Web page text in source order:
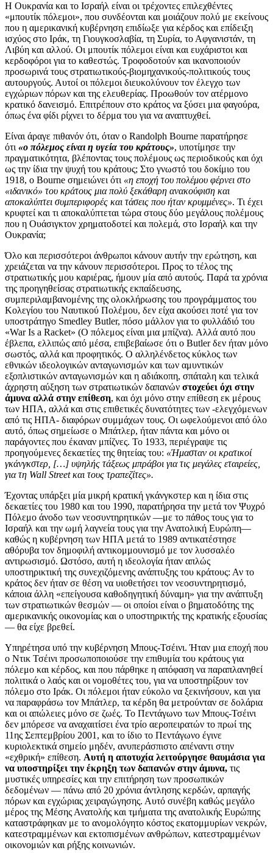
Η Ουκρανία και το Ισραήλ είναι οι τρέχοντες επιλεχθέντες
«μπουτίκ πόλεμοι», που συνδέονται και μοιάζουν πολύ με εκείνους
που η αμερικανική κυβέρνηση επιδίωξε για κέρδος και επίδειξη
ισχύος στο Ιράκ, τη Γιουγκοσλαβία, τη Συρία, το Αφγανιστάν, τη
Λιβύη και αλλού. Οι μπουτίκ πόλεμοι είναι και ευχάριστοι και
κερδοφόροι για το καθεστώς. Τροφοδοτούν και ικανοποιούν
προσωρινά τους στρατιωτικούς-βιομηχανικούς-πολιτικούς τους
αυτουργούς. Αυτοί οι πόλεμοι διευκολύνουν τον έλεγχο των
εγχώριων πόρων και της ελευθερίας. Προωθούν τον ατέρμονο
κρατικό δανεισμό. Επιτρέπουν στο κράτος να ξύσει μια φαγούρα,
όπως ένα φίδι ρίχνει το δέρμα του για να αναπτυχθεί.
Είναι άραγε πιθανόν ότι, όταν ο Randolph Bourne παρατήρησε
ότι «ο πόλεμος είναι η υγεία του κράτους», υποτίμησε την
πραγματικότητα, βλέποντας τους πολέμους ως περιοδικούς και όχι
ως την ίδια την ψυχή του κράτους; Στο γνωστό του δοκίμιο του
1918, ο Bourne σημειώνει ότι «η εποχή του πολέμου φέρνει στο
«ιδανικό» του κράτους μια πολύ ξεκάθαρη ανακούφιση και
αποκαλύπτει συμπεριφορές και τάσεις που ήταν κρυμμένες». Τι έχει
κρυφτεί και τι αποκαλύπτεται τώρα στους δύο μεγάλους πολέμους
που η Ουάσιγκτον χρηματοδοτεί και πολεμά, στο Ισραήλ και την
Ουκρανία;
Όλο και περισσότεροι άνθρωποι κάνουν αυτήν την ερώτηση, και
χρειάζεται να την κάνουν περισσότεροι. Προς το τέλος της
στρατιωτικής μου καριέρας, ήμουν μία από αυτούς. Παρά τα χρόνια
της προηγηθείσας στρατιωτικής εκπαίδευσης,
συμπεριλαμβανομένης της ολοκλήρωσης του προγράμματος του
Κολεγίου του Ναυτικού Πολέμου, δεν είχα ακούσει ποτέ για τον
υποστράτηγο Smedley Butler, πόσο μάλλον για το φυλλάδιό του
«War Is a Racket» (Ο πόλεμος είναι μια μπίζνα). Αλλά αυτό που
έβλεπα, ελλιπώς από μέσα, επιβεβαίωσε ότι ο Butler δεν ήταν μόνο
σωστός, αλλά και προφητικός. Ο αλληλένδετος κύκλος των
εθνικών ιδεολογικών ανταγωνισμών και των αμυντικών
εξοπλιστικών ανταγωνισμών και η αδιάκοπη, σπάταλη και τελικά
άχρηστη αύξηση των στρατιωτικών δαπανών στοχεύει όχι στην
άμυνα αλλά στην επίθεση, και όχι μόνο στην επίθεση εκ μέρους
των ΗΠΑ, αλλά και στις επιθετικές δυνατότητες των -ελεγχόμενων
από τις ΗΠΑ- διαφόρων συμμάχων τους. Οι ωφελούμενοι από όλο
αυτό, όπως σημείωσε ο Μπάτλερ, ήταν πάντα και μόνο οι
παράγοντες που έκαναν μπίζνες. Το 1933, περιέγραψε τις
προηγούμενες δεκαετίες της θητείας του: «Ήμασταν οι κρατικοί
γκάνγκστερ, […] υψηλής τάξεως μπράβοι για τις μεγάλες εταιρείες,
για τη Wall Street και τους τραπεζίτες».
Έχοντας υπάρξει μία μικρή κρατική γκάνγκστερ και η ίδια στις
δεκαετίες του 1980 και του 1990, παρατήρησα την μετά τον Ψυχρό
Πόλεμο άνοδο των νεοσυντηρητικών —με το πάθος τους για το
Ισραήλ και την ωμή λαγνεία τους για την Ανατολική Ευρώπη—
καθώς η κυβέρνηση των ΗΠΑ μετά το 1989 αντικατέστησε
αθόρυβα τον δημοφιλή αντικομμουνισμό με τον λυσσαλέο
αντιρωσισμό. Ωστόσο, αυτή η ιδεολογία ήταν απλώς
υποστηρικτική της συνεχιζόμενης ανάπτυξης του κράτους: Αν το
κράτος δεν ήταν σε θέση να υιοθετήσει τον νεοσυντηρητισμό,
κάποια άλλη «επείγουσα καθοδηγητική δύναμη» για την ανάπτυξη
των στρατιωτικών θεσμών — οι οποίοι είναι ο βηματοδότης της
αμερικανικής οικονομίας και ο υποστηρικτής της κρατικής εξουσίας
— θα είχε βρεθεί.
Υπηρέτησα υπό την κυβέρνηση Μπους-Τσέινι. Ήταν μια εποχή που
ο Ντικ Τσέινι προσωποποιούσε την επιθυμία του κράτους για
πόλεμο και κέρδος, και που πάρθηκε η απόφαση να παραπλανηθεί
πολιτικά ο λαός και οι νομοθέτες του, για να υποστηρίξουν τον
πόλεμο στο Ιράκ. Οι πόλεμοι ήταν εύκολο να ξεκινήσουν, και για
να παραφράσω τον Μπάτλερ, τα κέρδη θα μετρούνταν σε δολάρια
και οι απώλειες μόνο σε ζωές. Το Πεντάγωνο των Μπους-Τσέινι
δεν μπόρεσε να αναχαιτίσει ένα τρίο αεροπειρατών το πρωί της
11ης Σεπτεμβρίου 2001, και το ίδιο το Πεντάγωνο έγινε
κυριολεκτικά σημείο μηδέν, ανυπεράσπιστο απέναντι στην
«εχθρική» επίθεση. Αυτή η αποτυχία λειτούργησε θαυμάσια για
να υποστηρίξει την έκρηξη των δαπανών στην άμυνα, τις
μυστικές υπηρεσίες και την επιτήρηση των προσωπικών
δεδομένων — πάνω από 20 χρόνια άντλησης κερδών, αρπαγής
πόρων και εγχώριας χειραγώγησης. Αυτό συνέβη καθώς μεγάλο
μέρος της Μέσης Ανατολής και τμήματα της ανατολικής Ευρώπης
καταστράφηκαν με το ανομολόγητο κόστος εκατομμυρίων νεκρών,
κατεστραμμένων και εκτοπισμένων ανθρώπων, κατεστραμμένων
οικονομιών και ρήξης κοινωνιών.